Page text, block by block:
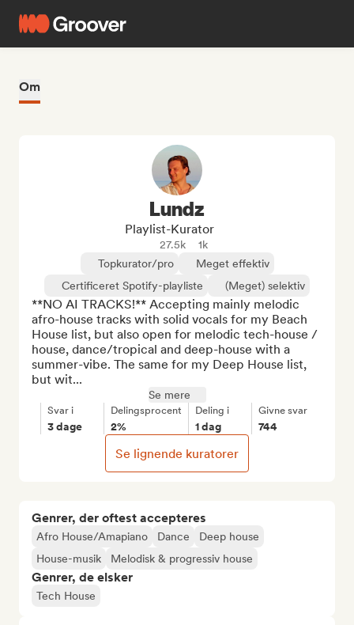
Om
Genrer, der oftest accepteres
Afro House/Amapiano Dance
Deep house
House-musik
Melodisk & progressiv house
Genrer, de elsker
Tech House
Lundz
Playlist-Kurator
27.5k
1k
Topkurator/pro
Meget effektiv
Certificeret Spotify-playliste
(Meget) selektiv
**NO AI TRACKS!** Accepting mainly melodic
afro-house tracks with solid vocals for my Beach
House list, but also open for melodic tech-house /
house, dance/tropical and deep-house with a
summer-vibe. The same for my Deep House list,
but wit...
Se mere
Svar i
3 dage
Delingsprocent
2%
Deling i
1 dag
Givne svar
744
Se lignende kuratorer